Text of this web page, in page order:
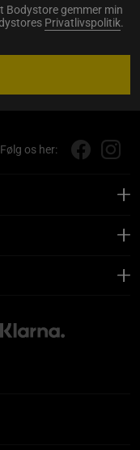
Bodystore gemmer min
Privatlivspolitik.
Følg os her: